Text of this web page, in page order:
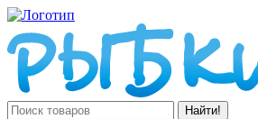
Найти!